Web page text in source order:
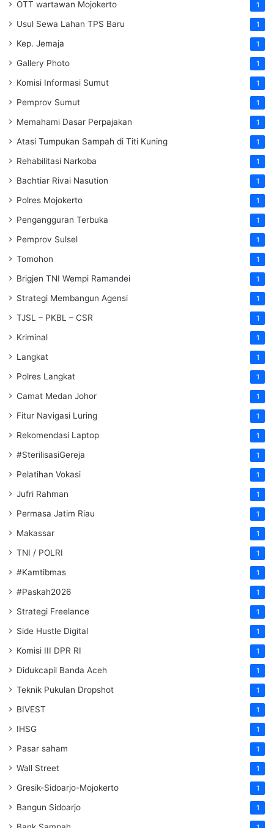
OTT wartawan Mojokerto 1
Usul Sewa Lahan TPS Baru 1
Kep. Jemaja 1
Gallery Photo 1
Komisi Informasi Sumut 1
Pemprov Sumut 1
Memahami Dasar Perpajakan 1
Atasi Tumpukan Sampah di Titi Kuning 1
Rehabilitasi Narkoba 1
Bachtiar Rivai Nasution 1
Polres Mojokerto 1
Pengangguran Terbuka 1
Pemprov Sulsel 1
Tomohon 1
Brigjen TNI Wempi Ramandei 1
Strategi Membangun Agensi 1
TJSL – PKBL – CSR 1
Kriminal 1
Langkat 1
Polres Langkat 1
Camat Medan Johor 1
Fitur Navigasi Luring 1
Rekomendasi Laptop 1
#SterilisasiGereja 1
Pelatihan Vokasi 1
Jufri Rahman 1
Permasa Jatim Riau 1
Makassar 1
TNI / POLRI 1
#Kamtibmas 1
#Paskah2026 1
Strategi Freelance 1
Side Hustle Digital 1
Komisi III DPR RI 1
Didukcapil Banda Aceh 1
Teknik Pukulan Dropshot 1
BIVEST 1
IHSG 1
Pasar saham 1
Wall Street 1
Gresik-Sidoarjo-Mojokerto 1
Bangun Sidoarjo 1